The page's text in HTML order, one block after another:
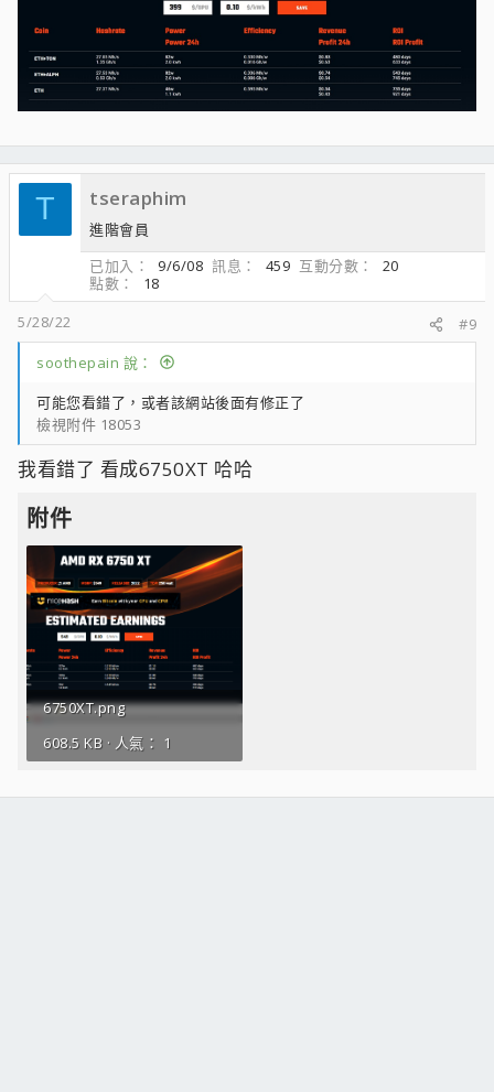
T tseraphim
進階會員
已加入
9/6/08 訊息 459 互動分數
20
點數
18
5/28/22
#9
soothepain 說：
可能您看錯了，或者該網站後面有修正了
檢視附件 18053
我看錯了 看成6750XT 哈哈
附件
6750XT.png
608.5 KB · 人氣： 1